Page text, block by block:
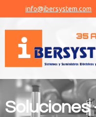
info@ibersystem.com